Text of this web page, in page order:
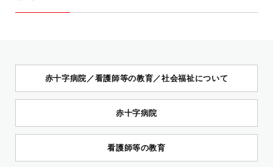
赤十字病院／看護師等の教育／社会福祉について
赤十字病院
看護師等の教育